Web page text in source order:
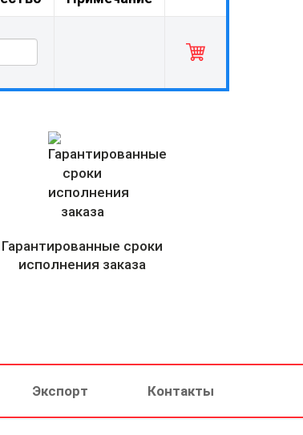
Гарантированные сроки
исполнения заказа
Экспорт Контакты